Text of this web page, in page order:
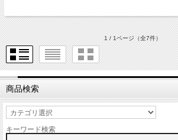
1 / 1ページ（全7件）
商品検索
キーワード検索